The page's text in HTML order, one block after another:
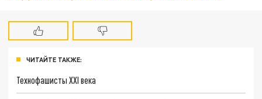
ЧИТАЙТЕ ТАКЖЕ:
Технофашисты XXI века